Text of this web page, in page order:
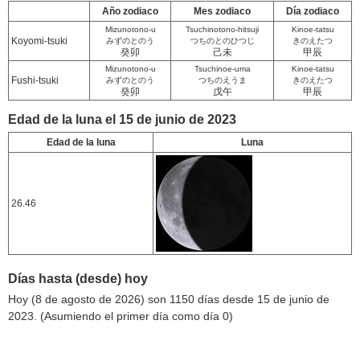
Año zodiaco Mes zodiaco Día zodiaco
Koyomi-tsuki
Mizunotono-u
みずのとのう
癸卯
Tsuchinotono-hitsuji
つちのとのひつじ
己未
Kinoe-tatsu
きのえたつ
甲辰
Fushi-tsuki
Mizunotono-u
みずのとのう
癸卯
Tsuchinoe-uma
つちのえうま
戊午
Kinoe-tatsu
きのえたつ
甲辰
Edad de la luna el 15 de junio de 2023
Edad de la luna Luna
26.46
Días hasta (desde) hoy
Hoy (8 de agosto de 2026) son 1150 días desde 15 de junio de
2023. (Asumiendo el primer día como día 0)